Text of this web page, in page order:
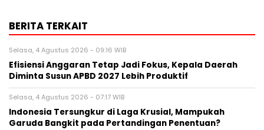
BERITA TERKAIT
Selasa, 4 Agustus 2026 - 09:16 WIB
Efisiensi Anggaran Tetap Jadi Fokus, Kepala Daerah
Diminta Susun APBD 2027 Lebih Produktif
Selasa, 4 Agustus 2026 - 07:17 WIB
Indonesia Tersungkur di Laga Krusial, Mampukah
Garuda Bangkit pada Pertandingan Penentuan?